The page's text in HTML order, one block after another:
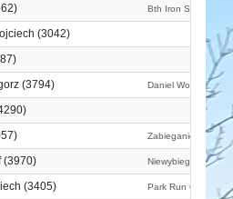
Bth Iron Style
(3042)
(3794) Daniel Wosik Tervel
(3970) Niewybiegani
(3405) Park Run Chrzanów